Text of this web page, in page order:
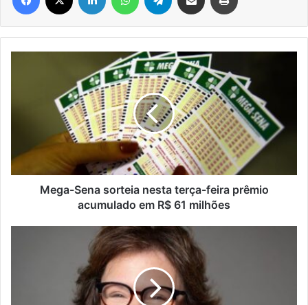
prêmio
acumulado
em
Mega-Sena sorteia nesta terça-feira prêmio
acumulado em R$ 61 milhões